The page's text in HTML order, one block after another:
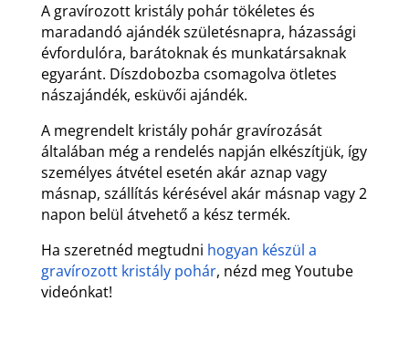
A gravírozott kristály pohár tökéletes és
maradandó ajándék születésnapra, házassági
évfordulóra, barátoknak és munkatársaknak
egyaránt. Díszdobozba csomagolva ötletes
nászajándék, esküvői ajándék.
A megrendelt kristály pohár gravírozását
általában még a rendelés napján elkészítjük, így
személyes átvétel esetén akár aznap vagy
másnap, szállítás kérésével akár másnap vagy 2
napon belül átvehető a kész termék.
Ha szeretnéd megtudni hogyan készül a
gravírozott kristály pohár, nézd meg Youtube
videónkat!